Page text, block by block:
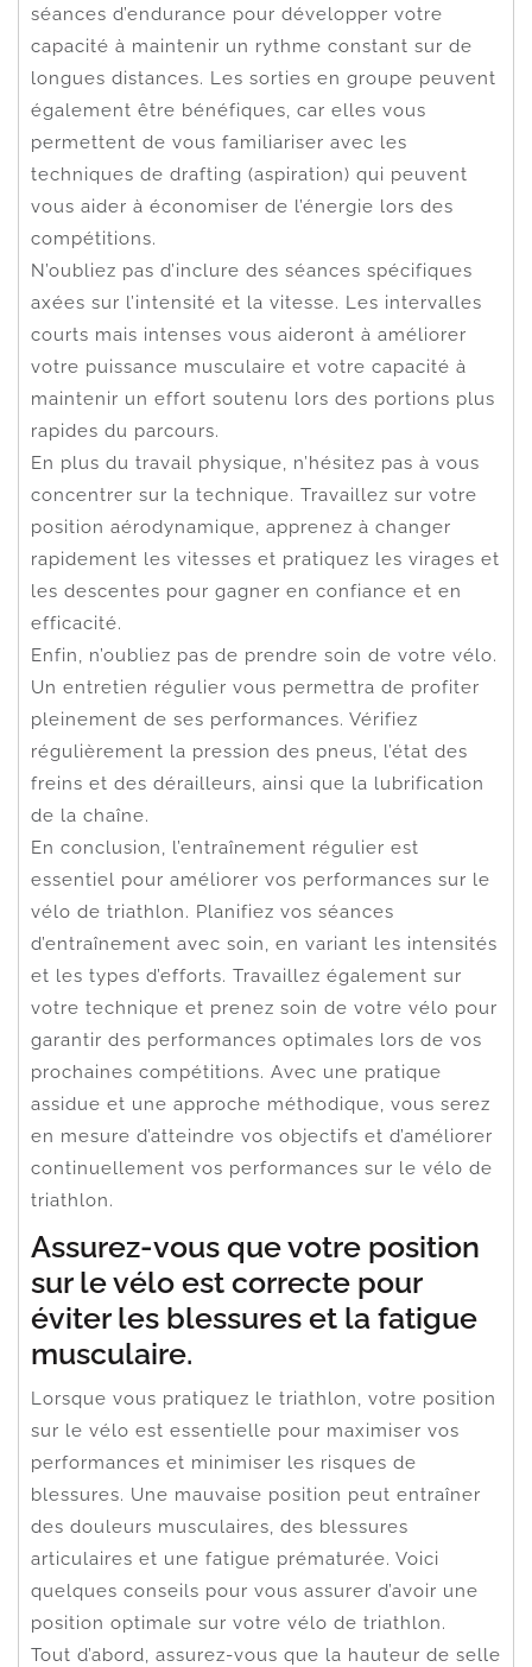
séances d’endurance pour développer votre
capacité à maintenir un rythme constant sur de
longues distances. Les sorties en groupe peuvent
également être bénéfiques, car elles vous
permettent de vous familiariser avec les
techniques de drafting (aspiration) qui peuvent
vous aider à économiser de l’énergie lors des
compétitions.
N’oubliez pas d’inclure des séances spécifiques
axées sur l’intensité et la vitesse. Les intervalles
courts mais intenses vous aideront à améliorer
votre puissance musculaire et votre capacité à
maintenir un effort soutenu lors des portions plus
rapides du parcours.
En plus du travail physique, n’hésitez pas à vous
concentrer sur la technique. Travaillez sur votre
position aérodynamique, apprenez à changer
rapidement les vitesses et pratiquez les virages et
les descentes pour gagner en confiance et en
efficacité.
Enfin, n’oubliez pas de prendre soin de votre vélo.
Un entretien régulier vous permettra de profiter
pleinement de ses performances. Vérifiez
régulièrement la pression des pneus, l’état des
freins et des dérailleurs, ainsi que la lubrification
de la chaîne.
En conclusion, l’entraînement régulier est
essentiel pour améliorer vos performances sur le
vélo de triathlon. Planifiez vos séances
d’entraînement avec soin, en variant les intensités
et les types d’efforts. Travaillez également sur
votre technique et prenez soin de votre vélo pour
garantir des performances optimales lors de vos
prochaines compétitions. Avec une pratique
assidue et une approche méthodique, vous serez
en mesure d’atteindre vos objectifs et d’améliorer
continuellement vos performances sur le vélo de
triathlon.
Assurez-vous que votre position
sur le vélo est correcte pour
éviter les blessures et la fatigue
musculaire.
Lorsque vous pratiquez le triathlon, votre position
sur le vélo est essentielle pour maximiser vos
performances et minimiser les risques de
blessures. Une mauvaise position peut entraîner
des douleurs musculaires, des blessures
articulaires et une fatigue prématurée. Voici
quelques conseils pour vous assurer d’avoir une
position optimale sur votre vélo de triathlon.
Tout d’abord, assurez-vous que la hauteur de selle